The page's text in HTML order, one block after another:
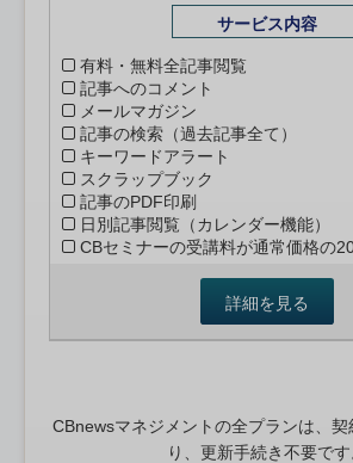
サービス内容
有料・無料全記事閲覧
記事へのコメント
メールマガジン
記事の検索（過去記事全て）
キーワードアラート
スクラップブック
記事のPDF印刷
日別記事閲覧（カレンダー機能）
CBセミナーの受講料が通常価格の
詳細を見る
CBnewsマネジメントの全プランは、
り、更新手続き不要です